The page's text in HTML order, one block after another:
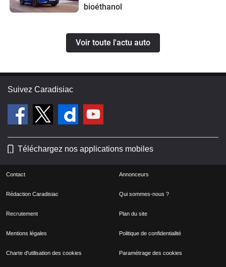
bioéthanol
Voir toute l'actu auto
Suivez Caradisiac
Téléchargez nos applications mobiles
Contact Annonceurs
Rédaction Caradisiac Qui sommes-nous ?
Recrutement Plan du site
Mentions légales Politique de confidentialité
Charte d'utilisation des cookies Paramétrage des cookies